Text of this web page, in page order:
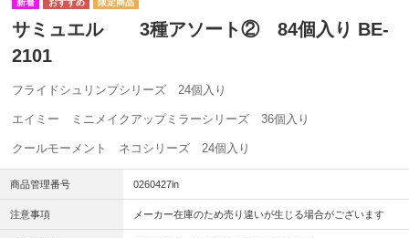
サミュエル 3種アソート② 84個入り BE-
2101
フライドシュリンプシリーズ 24個入り
エイミー ミニメイクアップミラーシリーズ 36個入り
クールモーメント ネコシリーズ 24個入り
商品管理番号 0260427in
注意事項 メーカー在庫のため売り違いが生じる場合がございます